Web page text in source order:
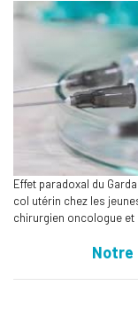
Effet paradoxal du
col utérin chez les
chirurgien oncologue et
Notre